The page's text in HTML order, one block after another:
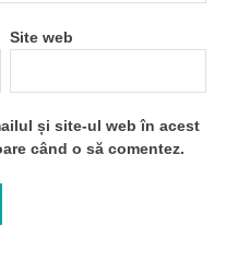
Site web
și site-ul web în acest
când o să comentez.